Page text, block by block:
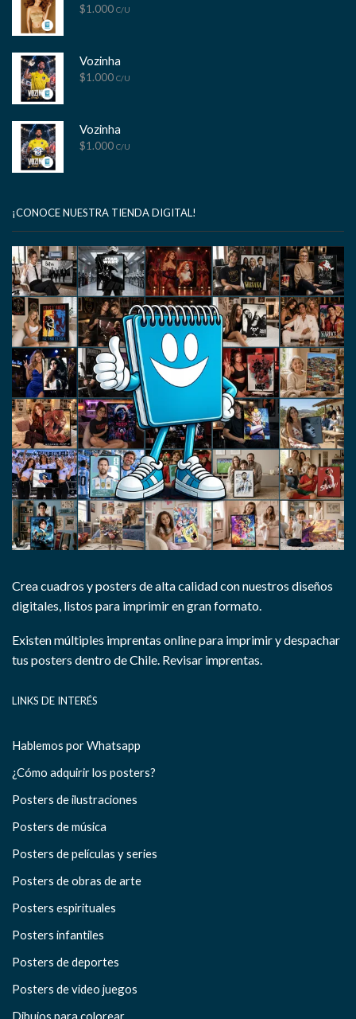
$1.000 C/U
Vozinha
$1.000 C/U
Vozinha
$1.000 C/U
¡CONOCE NUESTRA TIENDA DIGITAL!
Crea cuadros y posters de alta calidad con nuestros diseños
digitales, listos para imprimir en gran formato.
Existen múltiples imprentas online para imprimir y despachar
tus posters dentro de Chile. Revisar imprentas.
LINKS DE INTERÉS
Hablemos por Whatsapp
¿Cómo adquirir los posters?
Posters de ilustraciones
Posters de música
Posters de películas y series
Posters de obras de arte
Posters espirituales
Posters infantiles
Posters de deportes
Posters de video juegos
Dibujos para colorear